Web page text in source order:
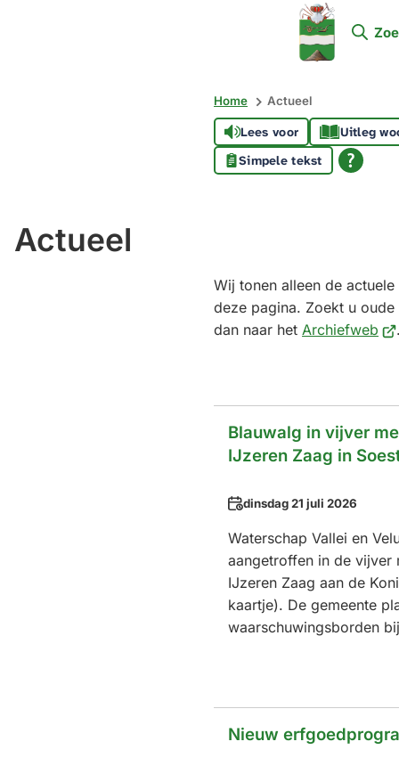
Mijn
Soest
Home Actueel
Lees voor
Uitleg
Simpele tekst
Actueel
Wij tonen alleen de
deze pagina. Zoekt u oude
dan naar het Archiefweb
Blauwalg in vijver
IJzeren Zaag in
Datum
dinsdag 21 juli 2026
Waterschap Vallei en
aangetroffen in de vijver
IJzeren Zaag aan de
kaartje). De gemeente
waarschuwingsborden
Nieuw